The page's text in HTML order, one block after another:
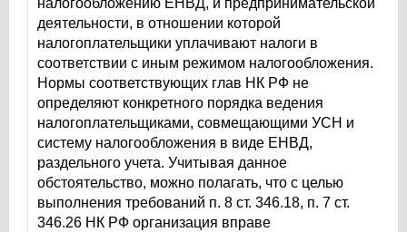
налогообложению ЕНВД, и предпринимательской
деятельности, в отношении которой
налогоплательщики уплачивают налоги в
соответствии с иным режимом налогообложения.
Нормы соответствующих глав НК РФ не
определяют конкретного порядка ведения
налогоплательщиками, совмещающими УСН и
систему налогообложения в виде ЕНВД,
раздельного учета. Учитывая данное
обстоятельство, можно полагать, что с целью
выполнения требований п. 8 ст. 346.18, п. 7 ст.
346.26 НК РФ организация вправе